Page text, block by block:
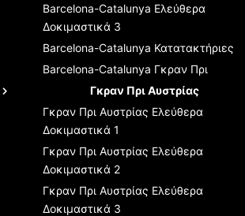
Barcelona-Catalunya Ελεύθερα
Δοκιμαστικά 3
Barcelona-Catalunya Κατατακτήριες
Barcelona-Catalunya Γκραν Πρι
Γκραν Πρι Αυστρίας
Γκραν Πρι Αυστρίας Ελεύθερα
Δοκιμαστικά 1
Γκραν Πρι Αυστρίας Ελεύθερα
Δοκιμαστικά 2
Γκραν Πρι Αυστρίας Ελεύθερα
Δοκιμαστικά 3